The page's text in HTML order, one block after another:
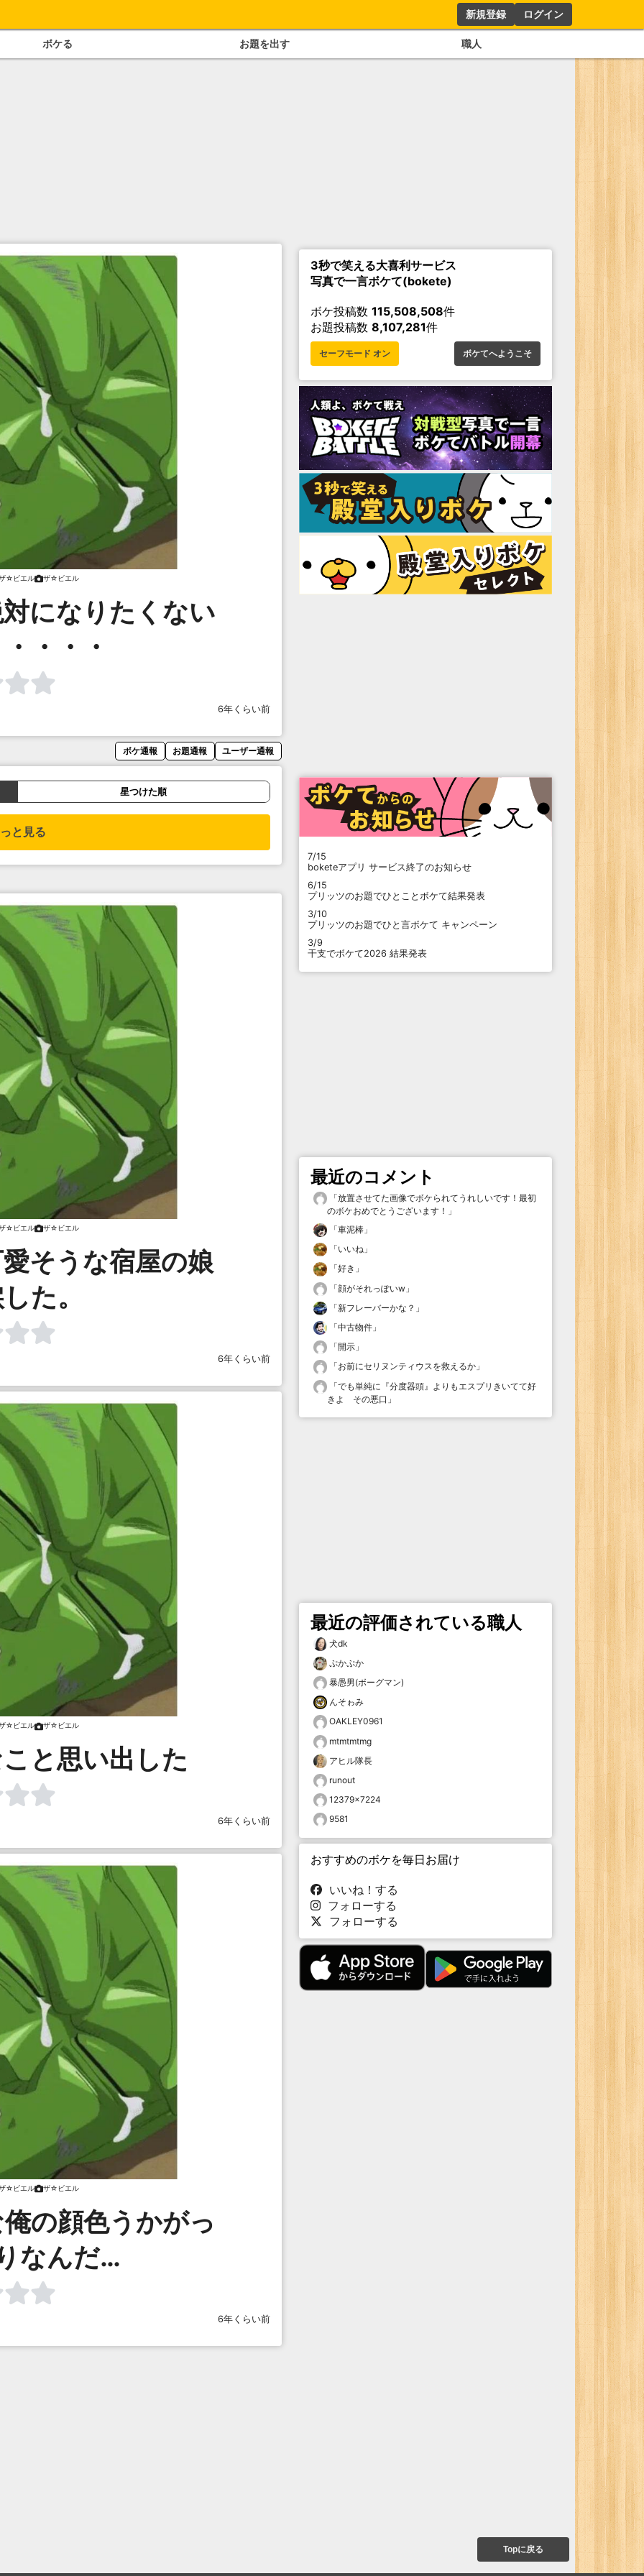
新規登録 ログイン
ボケる お題を出す 職人
☆ビエル ザ☆ビエル
になりたくない
・・・
6年くらい前
ボケ通報 お題通報 ユーザー通報
星つけた順
と見る
☆ビエル ザ☆ビエル
そうな宿屋の娘
た。
6年くらい前
☆ビエル ザ☆ビエル
と思い出した
6年くらい前
☆ビエル ザ☆ビエル
の顔色うかがっ
なんだ…
6年くらい前
3秒で笑える大喜利サービス
写真で一言ボケて(bokete)
ボケ投稿数 115,508,508件
お題投稿数 8,107,281件
セーフモード オン ボケてへようこそ
7/15
boketeアプリ サービス終了のお知らせ
6/15
プリッツのお題でひとことボケて結果発表
3/10
プリッツのお題でひと言ボケて キャンペーン
3/9
干支でボケて2026 結果発表
最近のコメント
「放置させてた画像でボケられてうれしいです！最初
のボケおめでとうございます！ 」
「車泥棒 」
「いいね 」
「好き 」
「顔がそれっぽいw 」
「新フレーバーかな？ 」
「中古物件 」
「開示 」
「お前にセリヌンティウスを救えるか 」
「でも単純に『分度器頭』よりもエスプリきいてて好
きよ その悪口 」
最近の評価されている職人
犬dk
ぷかぷか
暴愚男(ボーグマン)
んそゎみ
OAKLEY0961
mtmtmtmg
アヒル隊長
runout
12379×7224
9581
おすすめのボケを毎日お届け
いいね！する
フォローする
フォローする
Topに戻る